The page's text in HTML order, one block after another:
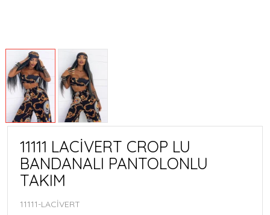
11111 LACİVERT CROP LU
BANDANALI PANTOLONLU
TAKIM
11111-LACİVERT